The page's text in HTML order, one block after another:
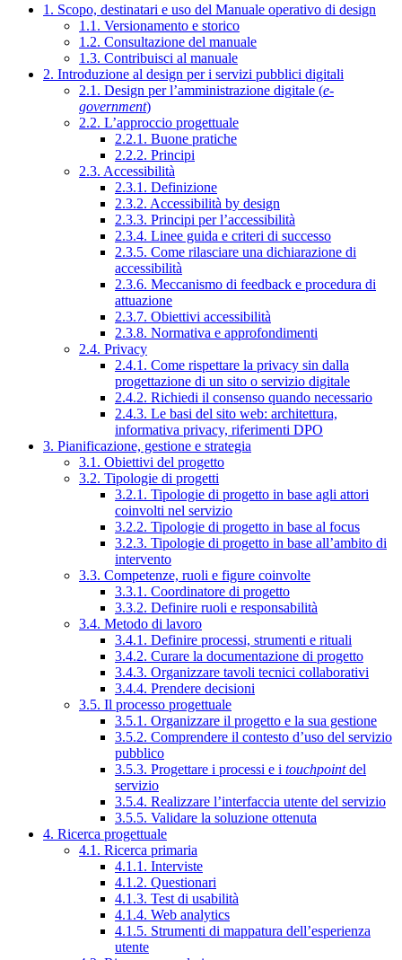
1. Scopo, destinatari e uso del Manuale operativo di design
1.1. Versionamento e storico
1.2. Consultazione del manuale
1.3. Contribuisci al manuale
2. Introduzione al design per i servizi pubblici digitali
2.1. Design per l’amministrazione digitale (e-
government)
2.2. L’approccio progettuale
2.2.1. Buone pratiche
2.2.2. Principi
2.3. Accessibilità
2.3.1. Definizione
2.3.2. Accessibilità by design
2.3.3. Principi per l’accessibilità
2.3.4. Linee guida e criteri di successo
2.3.5. Come rilasciare una dichiarazione di
accessibilità
2.3.6. Meccanismo di feedback e procedura di
attuazione
2.3.7. Obiettivi accessibilità
2.3.8. Normativa e approfondimenti
2.4. Privacy
2.4.1. Come rispettare la privacy sin dalla
progettazione di un sito o servizio digitale
2.4.2. Richiedi il consenso quando necessario
2.4.3. Le basi del sito web: architettura,
informativa privacy, riferimenti DPO
3. Pianificazione, gestione e strategia
3.1. Obiettivi del progetto
3.2. Tipologie di progetti
3.2.1. Tipologie di progetto in base agli attori
coinvolti nel servizio
3.2.2. Tipologie di progetto in base al focus
3.2.3. Tipologie di progetto in base all’ambito di
intervento
3.3. Competenze, ruoli e figure coinvolte
3.3.1. Coordinatore di progetto
3.3.2. Definire ruoli e responsabilità
3.4. Metodo di lavoro
3.4.1. Definire processi, strumenti e rituali
3.4.2. Curare la documentazione di progetto
3.4.3. Organizzare tavoli tecnici collaborativi
3.4.4. Prendere decisioni
3.5. Il processo progettuale
3.5.1. Organizzare il progetto e la sua gestione
3.5.2. Comprendere il contesto d’uso del servizio
pubblico
3.5.3. Progettare i processi e i touchpointdel
servizio
3.5.4. Realizzare l’interfaccia utente del servizio
3.5.5. Validare la soluzione ottenuta
4. Ricerca progettuale
4.1. Ricerca primaria
4.1.1. Interviste
4.1.2. Questionari
4.1.3. Test di usabilità
4.1.4. Web analytics
4.1.5. Strumenti di mappatura dell’esperienza
utente